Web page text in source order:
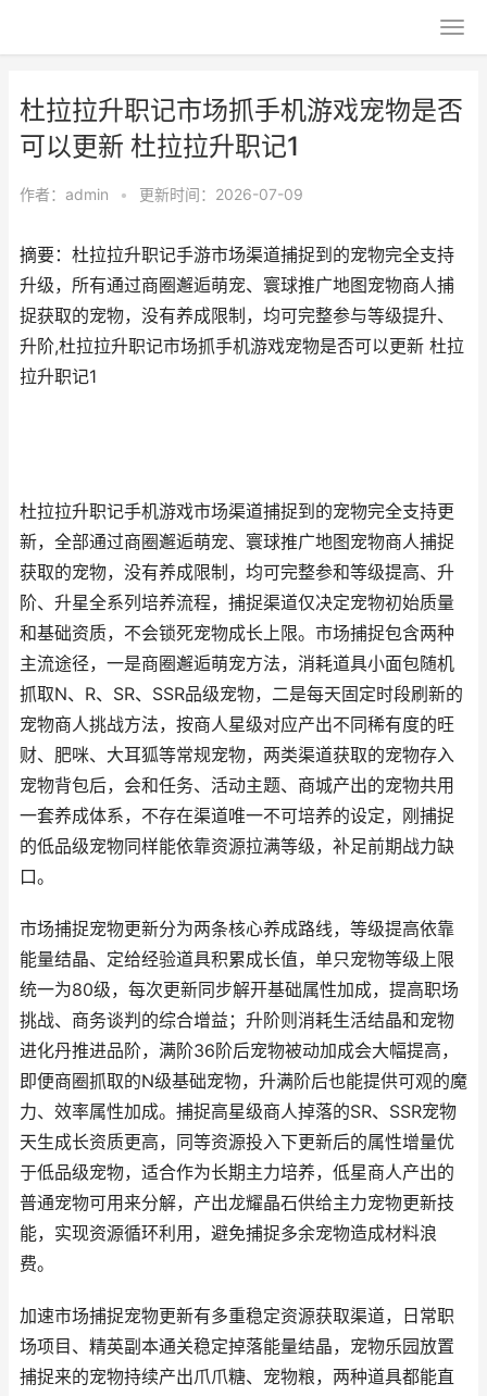
杜拉拉升职记市场抓手机游戏宠物是否
可以更新 杜拉拉升职记1
作者： admin • 更新时间：2026-07-09
摘要：杜拉拉升职记手游市场渠道捕捉到的宠物完全支持
升级，所有通过商圈邂逅萌宠、寰球推广地图宠物商人捕
捉获取的宠物，没有养成限制，均可完整参与等级提升、
升阶,杜拉拉升职记市场抓手机游戏宠物是否可以更新 杜拉
拉升职记1
杜拉拉升职记手机游戏市场渠道捕捉到的宠物完全支持更
新，全部通过商圈邂逅萌宠、寰球推广地图宠物商人捕捉
获取的宠物，没有养成限制，均可完整参和等级提高、升
阶、升星全系列培养流程，捕捉渠道仅决定宠物初始质量
和基础资质，不会锁死宠物成长上限。市场捕捉包含两种
主流途径，一是商圈邂逅萌宠方法，消耗道具小面包随机
抓取N、R、SR、SSR品级宠物，二是每天固定时段刷新的
宠物商人挑战方法，按商人星级对应产出不同稀有度的旺
财、肥咪、大耳狐等常规宠物，两类渠道获取的宠物存入
宠物背包后，会和任务、活动主题、商城产出的宠物共用
一套养成体系，不存在渠道唯一不可培养的设定，刚捕捉
的低品级宠物同样能依靠资源拉满等级，补足前期战力缺
口。
市场捕捉宠物更新分为两条核心养成路线，等级提高依靠
能量结晶、定给经验道具积累成长值，单只宠物等级上限
统一为80级，每次更新同步解开基础属性加成，提高职场
挑战、商务谈判的综合增益；升阶则消耗生活结晶和宠物
进化丹推进品阶，满阶36阶后宠物被动加成会大幅提高，
即便商圈抓取的N级基础宠物，升满阶后也能提供可观的魔
力、效率属性加成。捕捉高星级商人掉落的SR、SSR宠物
天生成长资质更高，同等资源投入下更新后的属性增量优
于低品级宠物，适合作为长期主力培养，低星商人产出的
普通宠物可用来分解，产出龙耀晶石供给主力宠物更新技
能，实现资源循环利用，避免捕捉多余宠物造成材料浪
费。
加速市场捕捉宠物更新有多重稳定资源获取渠道，日常职
场项目、精英副本通关稳定掉落能量结晶，宠物乐园放置
捕捉来的宠物持续产出爪爪糖、宠物粮，两种道具都能直